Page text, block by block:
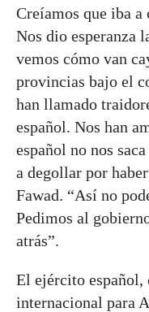
Creíamos que iba
Nos dio esperanza
vemos cómo van
provincias bajo el
han llamado
español. Nos han
español no nos
a degollar por
Fawad. “Así no
Pedimos al
atrás”.
El ejército español,
internacional para